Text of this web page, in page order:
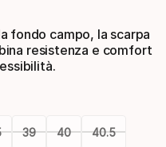
fondo campo, la scarpa
resistenza e comfort
39 40 40.5